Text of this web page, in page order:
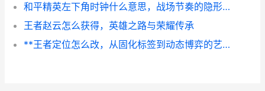
和平精英左下角时钟什么意思，战场节奏的隐形指挥官
王者赵云怎么获得，英雄之路与荣耀传承
**王者定位怎么改，从固化标签到动态博弈的艺术**